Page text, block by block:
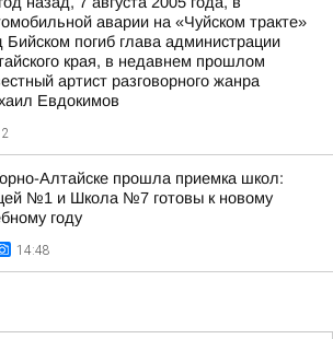
аварии на «Чуйском тракте»
Бийском погиб глава администрации
края, в недавнем прошлом
артист разговорного жанра
Евдокимов
Алтайске прошла приемка школ:
№1 и Школа №7 готовы к новому
году
14:48